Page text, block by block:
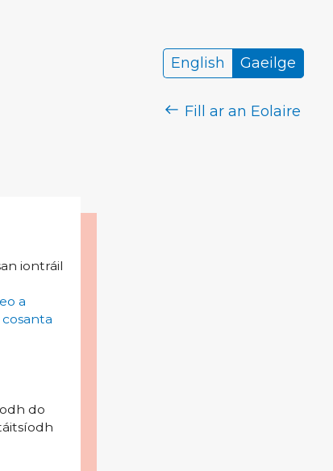
English Gaeilge
Fill ar an Eolaire
iontráil
a
do